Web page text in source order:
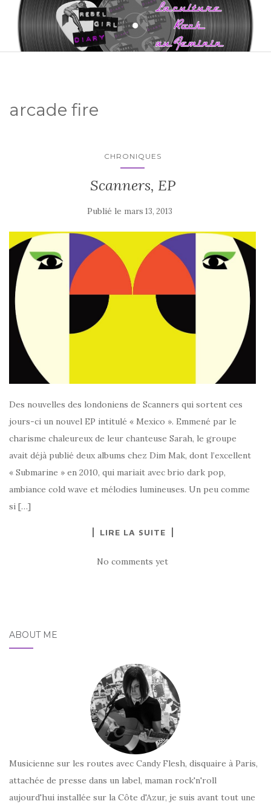
arcade fire
CHRONIQUES
Scanners, EP
Publié le mars 13, 2013
Des nouvelles des londoniens de Scanners qui sortent ces
jours-ci un nouvel EP intitulé « Mexico ». Emmené par le
charisme chaleureux de leur chanteuse Sarah, le groupe
avait déjà publié deux albums chez Dim Mak, dont l’excellent
« Submarine » en 2010, qui mariait avec brio dark pop,
ambiance cold wave et mélodies lumineuses. Un peu comme
si […]
LIRE LA SUITE
No comments yet
ABOUT ME
Musicienne sur les routes avec Candy Flesh, disquaire à Paris,
attachée de presse dans un label, maman rock'n'roll
aujourd'hui installée sur la Côte d'Azur, je suis avant tout une